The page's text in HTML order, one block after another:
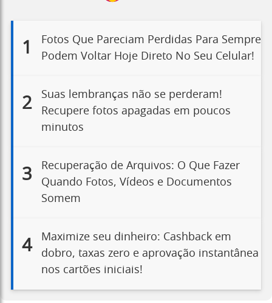
1
Fotos Que Pareciam Perdidas Para Sempre
Podem Voltar Hoje Direto No Seu Celular!
2
Suas lembranças não se perderam!
Recupere fotos apagadas em poucos
minutos
3
Recuperação de Arquivos: O Que Fazer
Quando Fotos, Vídeos e Documentos
Somem
4
Maximize seu dinheiro: Cashback em
dobro, taxas zero e aprovação instantânea
nos cartões iniciais!